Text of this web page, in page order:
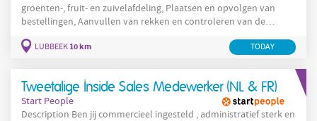
groenten-, fruit- en zuivelafdeling, Plaatsen en opvolgen van
bestellingen, Aanvullen van rekken en controleren van de
Bewaken van orde, netheid en hygiëne op de afdeling, Klanten
LUBBEEK10 km TODAY
Tweetalige Inside Sales Medewerker (NL & FR)
Start People
Description Ben jij commercieel ingesteld , administratief sterk en